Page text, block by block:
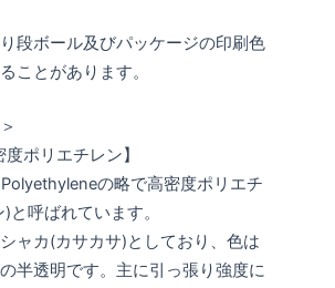
段ボール及びパッケージの印刷色
ことがあります。
度ポリエチレン】
の略で高密度ポリエチ
と呼ばれています。
ャカ(カサカサ)としており、色は
半透明です。主に引っ張り強度に